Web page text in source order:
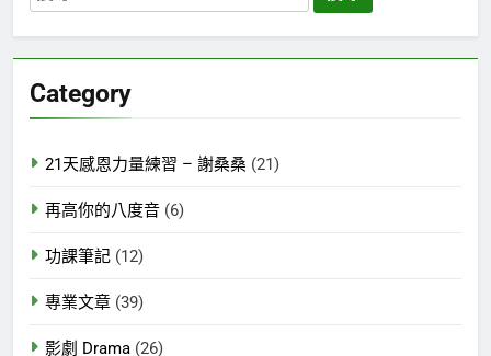
尋
字:
Category
21天感恩力量練習 – 謝桑桑 (21)
再高你的八度音 (6)
功課筆記 (12)
專業文章 (39)
影劇 Drama (26)